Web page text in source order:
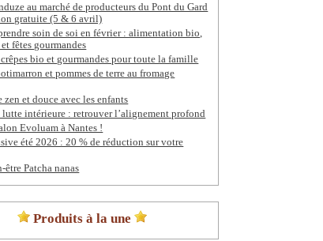
au marché de producteurs du Pont du Gard
gratuite (5 & 6 avril)
soin de soi en février : alimentation bio,
fêtes gourmandes
bio et gourmandes pour toute la famille
et pommes de terre au fromage
zen et douce avec les enfants
lutte intérieure : retrouver l’alignement profond
Evoluam à Nantes !
été 2026 : 20 % de réduction sur votre
être Patcha nanas
Produits à la une